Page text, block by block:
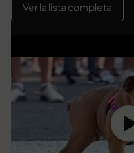
Ver la lista completa